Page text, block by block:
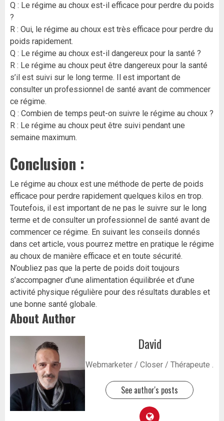
Q : Le régime au choux est-il efficace pour perdre du poids
?
R : Oui, le régime au choux est très efficace pour perdre du
poids rapidement.
Q : Le régime au choux est-il dangereux pour la santé ?
R : Le régime au choux peut être dangereux pour la santé
s’il est suivi sur le long terme. Il est important de
consulter un professionnel de santé avant de commencer
ce régime.
Q : Combien de temps peut-on suivre le régime au choux ?
R : Le régime au choux peut être suivi pendant une
semaine maximum.
Conclusion :
Le régime au choux est une méthode de perte de poids
efficace pour perdre rapidement quelques kilos en trop.
Toutefois, il est important de ne pas le suivre sur le long
terme et de consulter un professionnel de santé avant de
commencer ce régime. En suivant les conseils donnés
dans cet article, vous pourrez mettre en pratique le régime
au choux de manière efficace et en toute sécurité.
N’oubliez pas que la perte de poids doit toujours
s’accompagner d’une alimentation équilibrée et d’une
activité physique régulière pour des résultats durables et
une bonne santé globale.
About Author
David
Webmarketer / Closer / Thérapeute .
See author's posts